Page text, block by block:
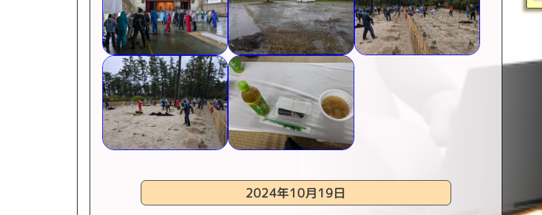
2024年10月19日